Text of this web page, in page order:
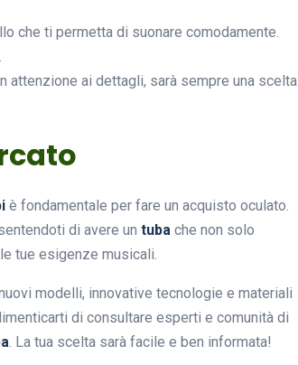
che ti permetta di suonare comodamente.
attenzione ai dettagli, sarà sempre una scelta
è fondamentale per fare un acquisto oculato.
di avere un tuba che non solo
tue esigenze musicali.
modelli, innovative tecnologie e materiali
di consultare esperti e comunità di
. La tua scelta sarà facile e ben informata!